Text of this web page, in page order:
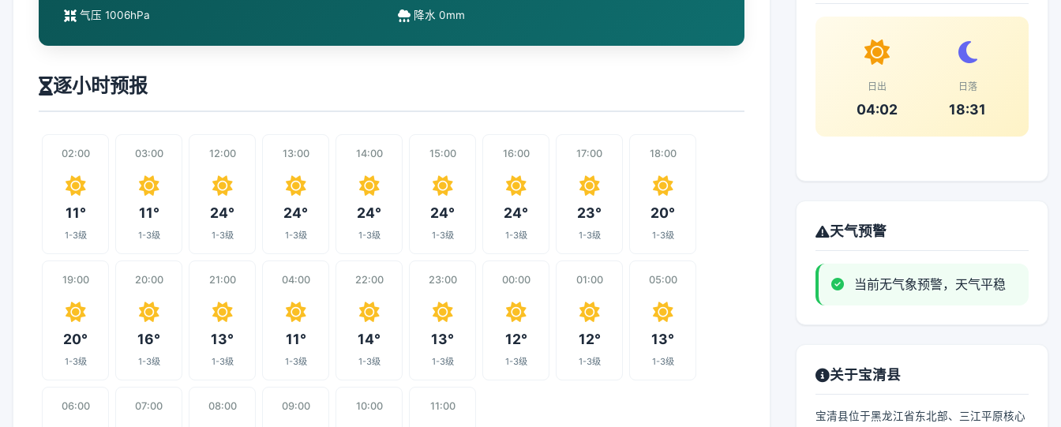
气压 1006hPa 降水 0mm
逐小时预报
02:00
11°
1-3级
03:00
11°
1-3级
12:00
24°
1-3级
13:00
24°
1-3级
14:00
24°
1-3级
15:00
24°
1-3级
16:00
24°
1-3级
17:00
23°
1-3级
18:00
20°
1-3级
19:00
20°
1-3级
20:00
16°
1-3级
21:00
13°
1-3级
04:00
11°
1-3级
22:00
14°
1-3级
23:00
13°
1-3级
00:00
12°
1-3级
01:00
12°
1-3级
05:00
13°
1-3级
06:00 07:00 08:00 09:00 10:00 11:00
日出
04:02
日落
18:31
天气预警
当前无气象预警，天气平稳
关于宝清县
宝清县位于黑龙江省东北部、三江平原核心